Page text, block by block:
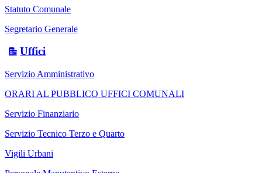
Statuto Comunale
Segretario Generale
Uffici
Servizio Amministrativo
ORARI AL PUBBLICO UFFICI COMUNALI
Servizio Finanziario
Servizio Tecnico Terzo e Quarto
Vigili Urbani